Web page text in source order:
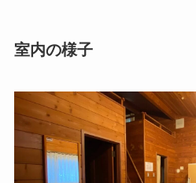
室内の様子